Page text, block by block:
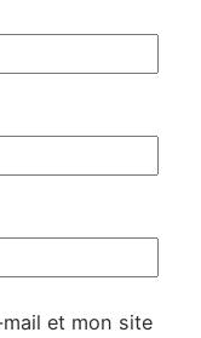
et mon site